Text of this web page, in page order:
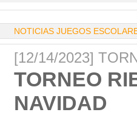
NOTICIAS JUEGOS
[12/14/2023]
TORNEO
NAVIDAD